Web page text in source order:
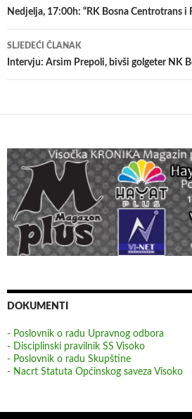
članaka
Nedjelja, 17:00h: “RK Bosna Centrotrans i
SLJEDEĆI ČLANAK
Intervju: Arsim Prepoli, bivši golgeter NK
DOKUMENTI
- Poslovnik o radu Upravnog odbora
- Disciplinski pravilnik SS Visoko
- Poslovnik o radu Skupštine
- Nacrt Statuta Općinskog saveza Visoko